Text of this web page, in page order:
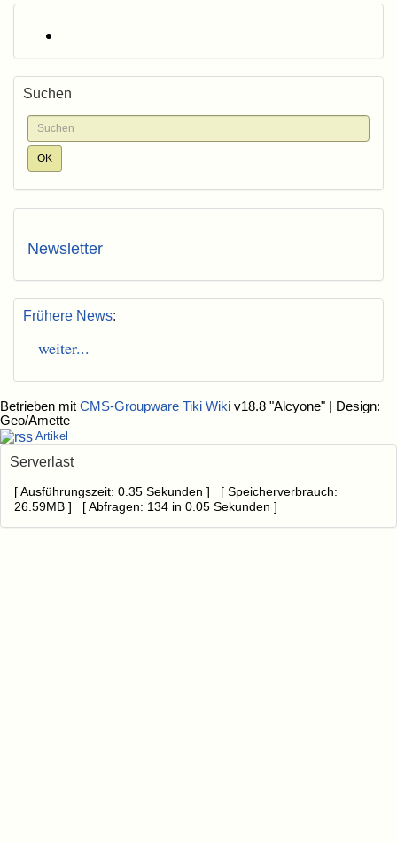
Suchen
Newsletter
Frühere News:
weiter...
Betrieben mit CMS-Groupware Tiki Wiki v18.8 "Alcyone" | Design:
Geo/Amette
Artikel
Serverlast
[ Ausführungszeit: 0.35 Sekunden ] [ Speicherverbrauch:
26.59MB ] [ Abfragen: 134 in 0.05 Sekunden ]